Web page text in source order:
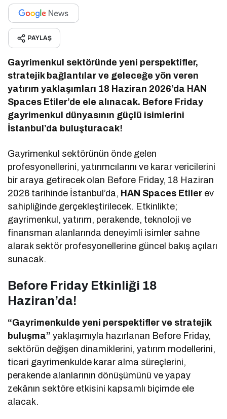
PAYLAŞ
Gayrimenkul sektöründe yeni perspektifler,
stratejik bağlantılar ve geleceğe yön veren
yatırım yaklaşımları 18 Haziran 2026’da HAN
Spaces Etiler’de ele alınacak. Before Friday
gayrimenkul dünyasının güçlü isimlerini
İstanbul’da buluşturacak!
Gayrimenkul sektörünün önde gelen
profesyonellerini, yatırımcılarını ve karar vericilerini
bir araya getirecek olan Before Friday, 18 Haziran
2026 tarihinde İstanbul’da, HAN Spaces Etiler ev
sahipliğinde gerçekleştirilecek. Etkinlikte;
gayrimenkul, yatırım, perakende, teknoloji ve
finansman alanlarında deneyimli isimler sahne
alarak sektör profesyonellerine güncel bakış açıları
sunacak.
Before Friday Etkinliği 18
Haziran’da!
“Gayrimenkulde yeni perspektifler ve stratejik
buluşma” yaklaşımıyla hazırlanan Before Friday,
sektörün değişen dinamiklerini, yatırım modellerini,
ticari gayrimenkulde karar alma süreçlerini,
perakende alanlarının dönüşümünü ve yapay
zekânın sektöre etkisini kapsamlı biçimde ele
alacak.